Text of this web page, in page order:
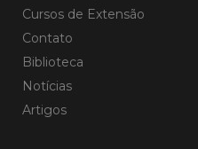
Cursos de Extensão
Contato
Biblioteca
Notícias
Artigos